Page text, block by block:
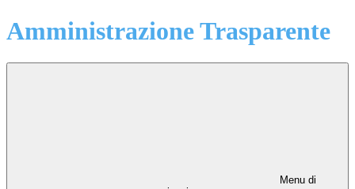
Amministrazione Trasparente
Menu di